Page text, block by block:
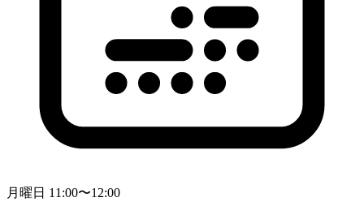
月曜日 11:00〜12:00